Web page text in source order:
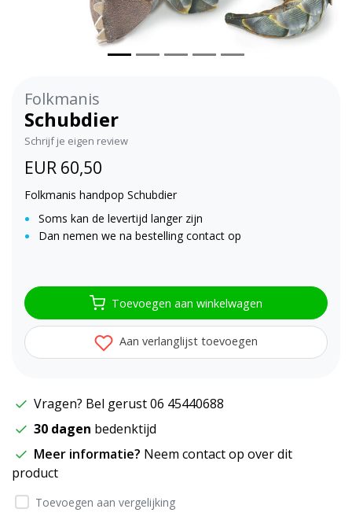
Folkmanis
Schubdier
Schrijf je eigen review
EUR 60,50
Folkmanis handpop Schubdier
Soms kan de levertijd langer zijn
Dan nemen we na bestelling contact op
Toevoegen aan winkelwagen
Aan verlanglijst toevoegen
Vragen? Bel gerust 06 45440688
30 dagen bedenktijd
Meer informatie? Neem contact op over dit
product
Toevoegen aan vergelijking